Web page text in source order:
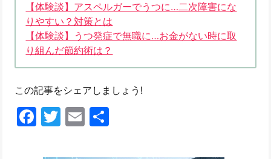
【体験談】アスペルガーでうつに…二次障害にな
りやすい？対策とは
【体験談】うつ発症で無職に…お金がない時に取
り組んだ節約術は？
この記事をシェアしましょう!
Facebook
Twitter
Email